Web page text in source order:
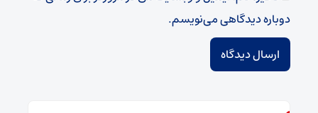
دوباره دیدگاهی می‌نویسم.